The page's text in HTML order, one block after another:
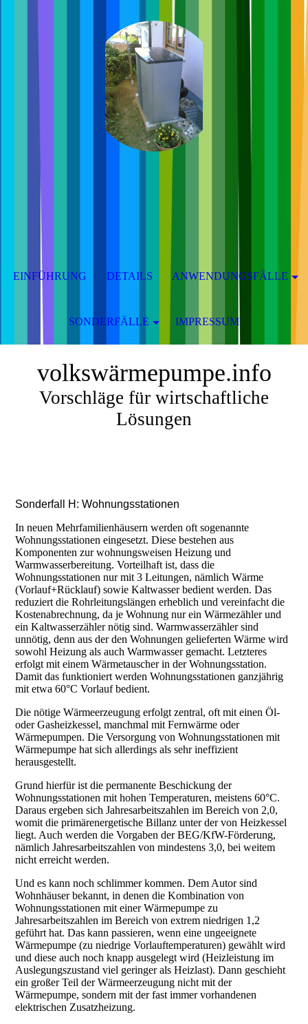
volkswärmepumpe.info
Vorschläge für wirtschaftliche
Lösungen
Sonderfall H: Wohnungsstationen
In neuen Mehrfamilienhäusern werden oft sogenannte
Wohnungsstationen eingesetzt. Diese bestehen aus
Komponenten zur wohnungsweisen Heizung und
Warmwasserbereitung. Vorteilhaft ist, dass die
Wohnungsstationen nur mit 3 Leitungen, nämlich Wärme
(Vorlauf+Rücklauf) sowie Kaltwasser bedient werden. Das
reduziert die Rohrleitungslängen erheblich und vereinfacht die
Kostenabrechnung, da je Wohnung nur ein Wärmezähler und
ein Kaltwasserzähler nötig sind. Warmwasserzähler sind
unnötig, denn aus der den Wohnungen gelieferten Wärme wird
sowohl Heizung als auch Warmwasser gemacht. Letzteres
erfolgt mit einem Wärmetauscher in der Wohnungsstation.
Damit das funktioniert werden Wohnungsstationen ganzjährig
mit etwa 60°C Vorlauf bedient.
Die nötige Wärmeerzeugung erfolgt zentral, oft mit einen Öl-
oder Gasheizkessel, manchmal mit Fernwärme oder
Wärmepumpen. Die Versorgung von Wohnungsstationen mit
Wärmepumpe hat sich allerdings als sehr ineffizient
herausgestellt.
Grund hierfür ist die permanente Beschickung der
Wohnungsstationen mit hohen Temperaturen, meistens 60°C.
Daraus ergeben sich Jahresarbeitszahlen im Bereich von 2,0,
womit die primärenergetische Billanz unter der von Heizkessel
liegt. Auch werden die Vorgaben der BEG/KfW-Förderung,
nämlich Jahresarbeitszahlen von mindestens 3,0, bei weitem
nicht erreicht werden.
Und es kann noch schlimmer kommen. Dem Autor sind
Wohnhäuser bekannt, in denen die Kombination von
Wohnungsstationen mit einer Wärmepumpe zu
Jahresarbeitszahlen im Bereich von extrem niedrigen 1,2
geführt hat. Das kann passieren, wenn eine ungeeignete
Wärmepumpe (zu niedrige Vorlauftemperaturen) gewählt wird
und diese auch noch knapp ausgelegt wird (Heizleistung im
Auslegungszustand viel geringer als Heizlast). Dann geschieht
ein großer Teil der Wärmeerzeugung nicht mit der
Wärmepumpe, sondern mit der fast immer vorhandenen
elektrischen Zusatzheizung.
EINFÜHRUNG DETAILS ANWENDUNGSFÄLLE
SONDERFÄLLE IMPRESSUM